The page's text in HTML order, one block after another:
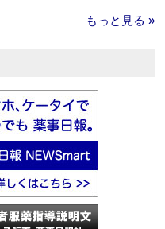
もっと見る »